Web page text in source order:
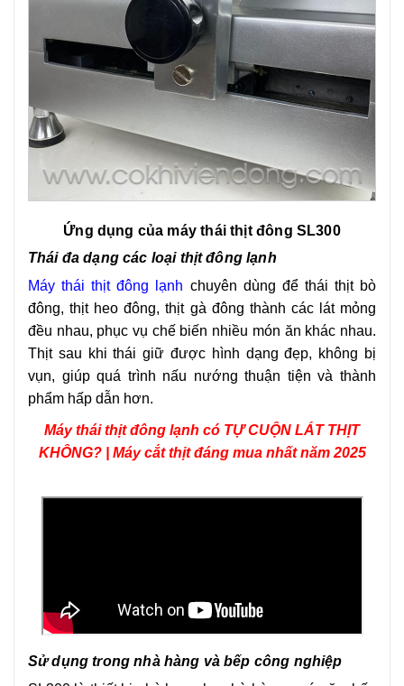
Ứng dụng của máy thái thịt đông SL300
Thái đa dạng các loại thịt đông lạnh
Máy thái thịt đông lạnh chuyên dùng để thái thịt bò
đông, thịt heo đông, thịt gà đông thành các lát mỏng
đều nhau, phục vụ chế biến nhiều món ăn khác nhau.
Thịt sau khi thái giữ được hình dạng đẹp, không bị
vụn, giúp quá trình nấu nướng thuận tiện và thành
phẩm hấp dẫn hơn.
Máy thái thịt đông lạnh có TỰ CUỘN LÁT THỊT
KHÔNG? | Máy cắt thịt đáng mua nhất năm 2025
Sử dụng trong nhà hàng và bếp công nghiệp